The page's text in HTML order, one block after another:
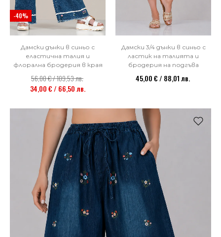
-40%
Дамски дънки в синьо с
еластична талия и
флорална бродерия в края
56,00 € / 109,53 лв.
34,00 € / 66,50 лв.
Дамски 3/4 дънки в синьо с
ластик на талията и
бродерия на подгъва
45,00 € / 88,01 лв.